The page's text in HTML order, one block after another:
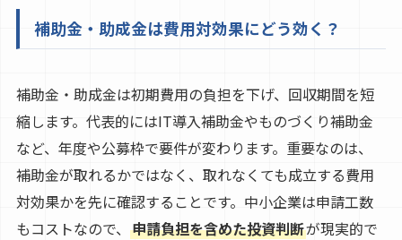
補助金・助成金は費用対効果にどう効く？
補助金・助成金は初期費用の負担を下げ、回収期間を短
縮します。代表的にはIT導入補助金やものづくり補助金
など、年度や公募枠で要件が変わります。重要なのは、
補助金が取れるかではなく、取れなくても成立する費用
対効果かを先に確認することです。中小企業は申請工数
もコストなので、 申請負担を含めた投資判断が現実的で